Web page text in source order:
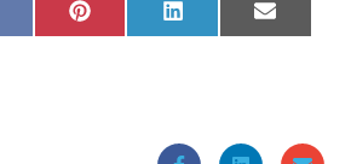
PinterestLinkedInEmail